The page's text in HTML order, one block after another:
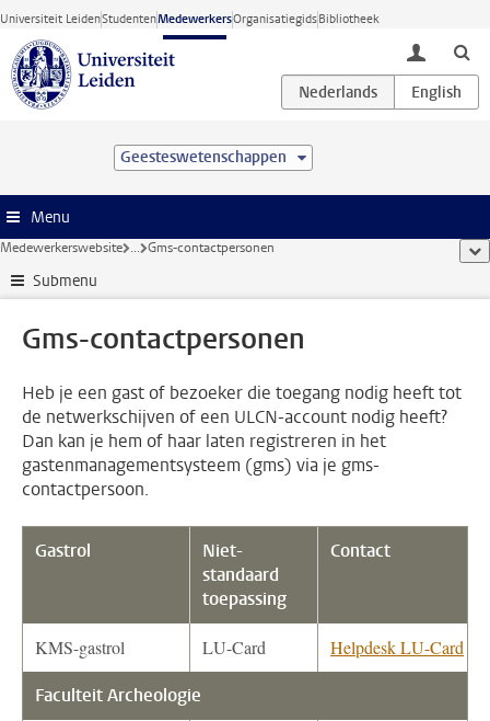
Ga direct naar de inhoud
Universiteit LeidenStudentenMedewerkersOrganisatiegidsBibliotheek
toggle
Geesteswetenschappen
Menu
Medewerkerswebsite ... Gms-contactpersonen
Submenu
Gms-contactpersonen
Heb je een gast of bezoeker die toegang nodig heeft tot
de netwerkschijven of een ULCN-account nodig heeft?
Dan kan je hem of haar laten registreren in het
gastenmanagementsysteem (gms) via je gms-
contactpersoon.
Gastrol
Niet-
standaard
toepassing
Contact
KMS-gastrol LU-Card Helpdesk LU-Card
Faculteit Archeologie